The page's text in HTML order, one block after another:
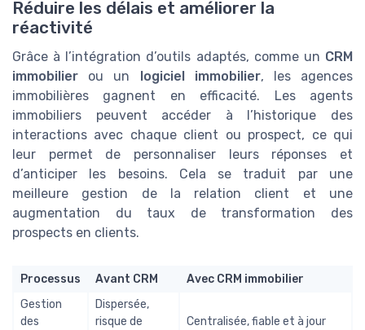
Réduire les délais et améliorer la
réactivité
Grâce à l’intégration d’outils adaptés, comme un CRM
immobilier ou un logiciel immobilier, les agences
immobilières gagnent en efficacité. Les agents
immobiliers peuvent accéder à l’historique des
interactions avec chaque client ou prospect, ce qui
leur permet de personnaliser leurs réponses et
d’anticiper les besoins. Cela se traduit par une
meilleure gestion de la relation client et une
augmentation du taux de transformation des
prospects en clients.
Processus Avant CRM
Avec CRM immobilier
Gestion
des
Dispersée,
risque de
Centralisée, fiable et à jour